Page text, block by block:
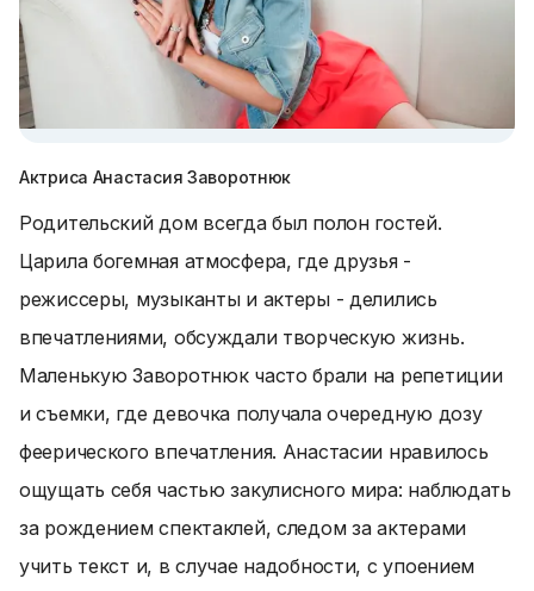
Актриса Анастасия Заворотнюк
Родительский дом всегда был полон гостей.
Царила богемная атмосфера, где друзья -
режиссеры, музыканты и актеры - делились
впечатлениями, обсуждали творческую жизнь.
Маленькую Заворотнюк часто брали на репетиции
и съемки, где девочка получала очередную дозу
феерического впечатления. Анастасии нравилось
ощущать себя частью закулисного мира: наблюдать
за рождением спектаклей, следом за актерами
учить текст и, в случае надобности, с упоением